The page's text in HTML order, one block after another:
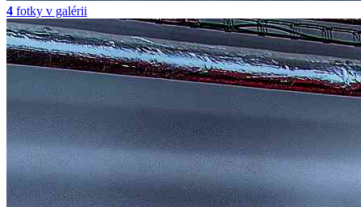
4 fotky v galérii